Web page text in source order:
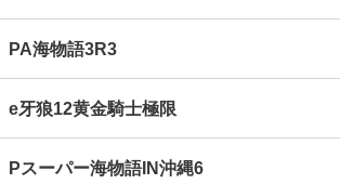
PA海物語3R3
e牙狼12黄金騎士極限
Pスーパー海物語IN沖縄6